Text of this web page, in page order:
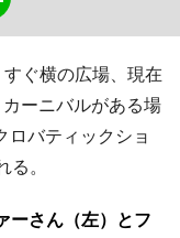
ぐ横の広場、現在
ーニバルがある場
ロバティックショ
。
ーさん（左）とフ